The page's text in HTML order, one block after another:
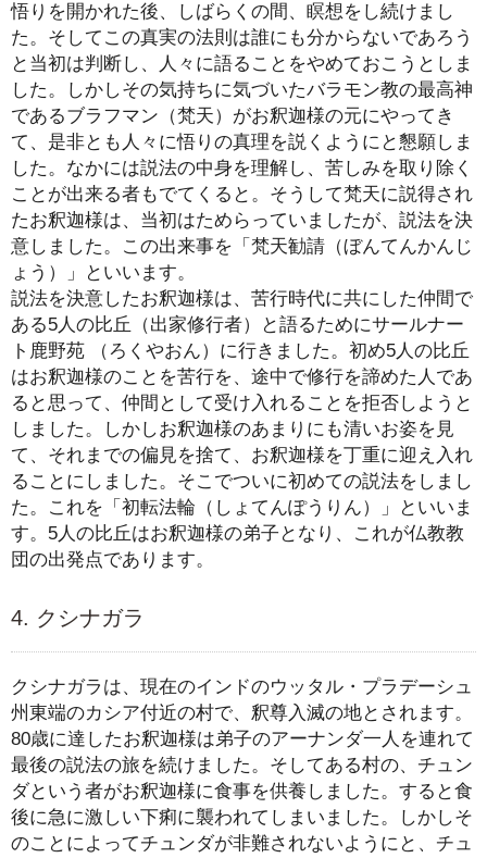
悟りを開かれた後、しばらくの間、瞑想をし続けまし
た。そしてこの真実の法則は誰にも分からないであろう
と当初は判断し、人々に語ることをやめておこうとしま
した。しかしその気持ちに気づいたバラモン教の最高神
であるブラフマン（梵天）がお釈迦様の元にやってき
て、是非とも人々に悟りの真理を説くようにと懇願しま
した。なかには説法の中身を理解し、苦しみを取り除く
ことが出来る者もでてくると。そうして梵天に説得され
たお釈迦様は、当初はためらっていましたが、説法を決
意しました。この出来事を「梵天勧請（ぼんてんかんじ
ょう）」といいます。
説法を決意したお釈迦様は、苦行時代に共にした仲間で
ある5人の比丘（出家修行者）と語るためにサールナー
ト鹿野苑 （ろくやおん）に行きました。初め5人の比丘
はお釈迦様のことを苦行を、途中で修行を諦めた人であ
ると思って、仲間として受け入れることを拒否しようと
しました。しかしお釈迦様のあまりにも清いお姿を見
て、それまでの偏見を捨て、お釈迦様を丁重に迎え入れ
ることにしました。そこでついに初めての説法をしまし
た。これを「初転法輪（しょてんぽうりん）」といいま
す。5人の比丘はお釈迦様の弟子となり、これが仏教教
団の出発点であります。
4. クシナガラ
クシナガラは、現在のインドのウッタル・プラデーシュ
州東端のカシア付近の村で、釈尊入滅の地とされます。
80歳に達したお釈迦様は弟子のアーナンダ一人を連れて
最後の説法の旅を続けました。そしてある村の、チュン
ダという者がお釈迦様に食事を供養しました。すると食
後に急に激しい下痢に襲われてしまいました。しかしそ
のことによってチュンダが非難されないようにと、チュ